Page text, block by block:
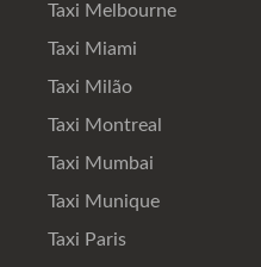
Taxi Melbourne
Taxi Miami
Taxi Milão
Taxi Montreal
Taxi Mumbai
Taxi Munique
Taxi Paris